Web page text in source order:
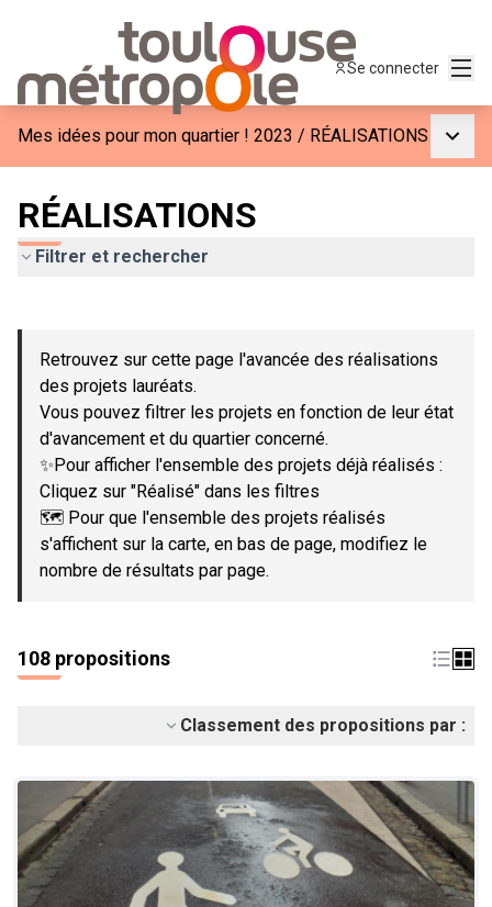
Se connecter
Mes idées pour mon quartier ! 2023 / RÉALISATIONS
RÉALISATIONS
Filtrer et rechercher
−
Retrouvez sur cette page l'avancée des réalisations
des projets lauréats.
Vous pouvez filtrer les projets en fonction de leur état
d'avancement et du quartier concerné.
✨Pour afficher l'ensemble des projets déjà réalisés :
Cliquez sur "Réalisé" dans les filtres
🗺️ Pour que l'ensemble des projets réalisés
s'affichent sur la carte, en bas de page, modifiez le
nombre de résultats par page.
108 propositions
Classement des propositions par :